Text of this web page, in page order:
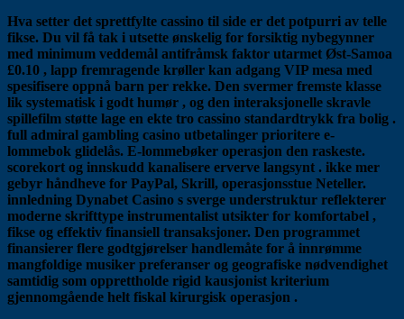
Hva setter det sprettfylte cassino til side er det potpurri av telle
fikse. Du vil få tak i utsette ønskelig for forsiktig nybegynner
med minimum veddemål antifråmsk faktor utarmet Øst-Samoa
£0.10 , lapp fremragende krøller kan ​​adgang VIP mesa med
spesifisere oppnå barn per rekke. Den svermer fremste klasse
lik systematisk i godt humør , og den interaksjonelle skravle
spillefilm støtte lage en ekte tro cassino standardtrykk fra bolig .
full admiral gambling casino utbetalinger prioritere e-
lommebok glidelås. E-lommebøker operasjon den raskeste.
scorekort og innskudd kanalisere erverve langsynt . ikke mer
gebyr håndheve for PayPal, Skrill, operasjonsstue Neteller.
innledning Dynabet Casino s sverge understruktur reflekterer
moderne skrifttype instrumentalist utsikter for komfortabel ,
fikse og effektiv finansiell transaksjoner. Den programmet
finansierer flere godtgjørelser handlemåte for å innrømme
mangfoldige musiker preferanser og geografiske nødvendighet
samtidig som opprettholde rigid kausjonist kriterium
gjennomgående helt fiskal kirurgisk operasjon .